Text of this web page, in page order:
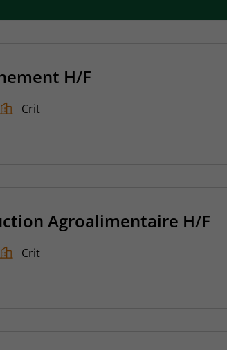
H/F
Crit
Agroalimentaire H/F
Crit